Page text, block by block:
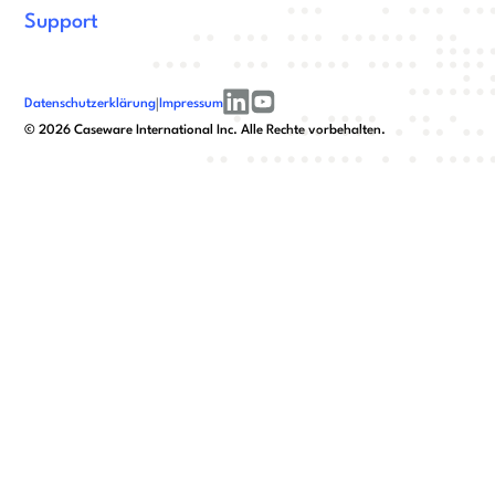
Support
©2026 Caseware International Inc. Alle Rechte vorbehalten.
Datenschutzerklärung | Impressum
linkedinyoutube